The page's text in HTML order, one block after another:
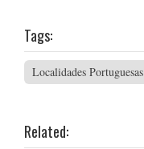
Tags:
Localidades Portuguesas
Related: